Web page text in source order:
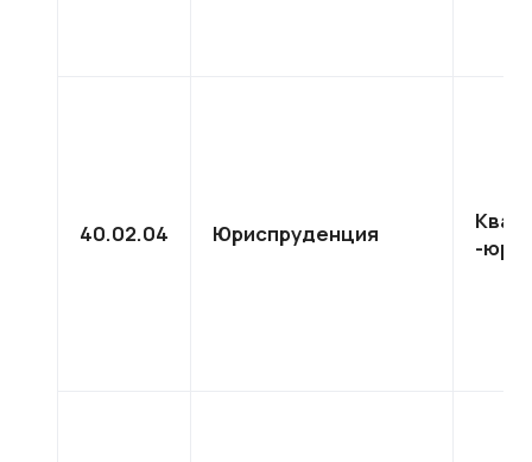
40.02.04 Юриспруденция
-